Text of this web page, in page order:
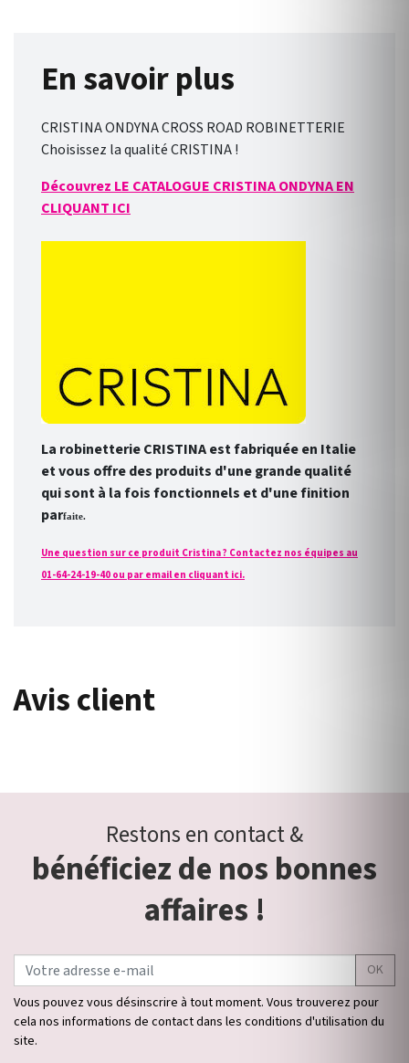
En savoir plus
CRISTINA ONDYNA CROSS ROAD ROBINETTERIE
Choisissez la qualité CRISTINA !
Découvrez LE CATALOGUE CRISTINA ONDYNA EN
CLIQUANT ICI
La robinetterie CRISTINA est fabriquée en Italie
et vous offre des produits d'une grande qualité
qui sont à la fois fonctionnels et d'une finition
parfaite.
Une question sur ce produit Cristina ? Contactez nos équipes au
01-64-24-19-40 ou par email en cliquant ici.
Avis client
Restons en contact &
bénéficiez de nos bonnes
affaires !
OK
Vous pouvez vous désinscrire à tout moment. Vous trouverez pour
cela nos informations de contact dans les conditions d'utilisation du
site.